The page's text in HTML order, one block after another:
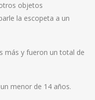
objetos
la escopeta a un
más y fueron un total de
menor de 14 años.